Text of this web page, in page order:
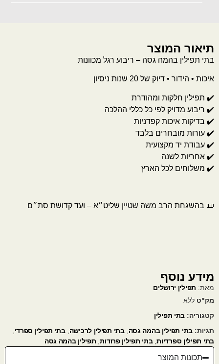
תיאור המוצר
בתי תפילין בהמה גסה – ריבוע רגל מכוונות
איכות • הידור • דיוק של 20 שנות ניסיון
✔️ תפילין חלקות ומהודרת
✔️ ריבוע מדויק לפי כל כללי ההלכה
✔️ בדיקות איכות קפדניות
✔️ עורות מובחרים בלבד
✔️ עבודת יד מקצועית
✔️ אחריות לשנה
✔️ משלוחים לכל הארץ
📜 בהשגחת הרב משה שטיין שליט״א – ועד קדושת סת״ם
מידע נוסף
מאת: תפילין ירושלים
מק"ט ללא
קטגוריה: בתי תפילין
תגיות: בתי תפילין בהמה גסה,בתי תפילין לרכישה,בתי תפילין ספרדי,
בתי תפילין ספרדיות,בתי תפילין פרודות, תפילין בהמה גסה
תכונות המוצר